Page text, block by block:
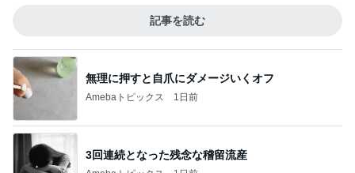
Amebaトピックス 1日前
3回連続となった残念な稽留流産
Amebaトピックス 1日前
高橋英樹 勲章菊といわれるガザニア